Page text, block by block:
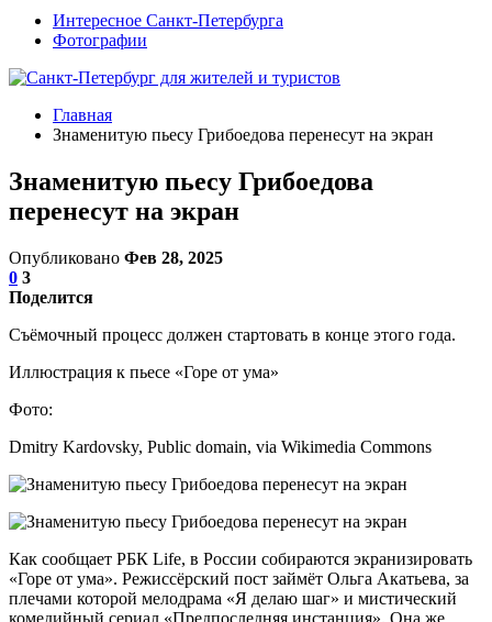
Интересное Санкт-Петербурга
Фотографии
Главная
Знаменитую пьесу Грибоедова перенесут на экран
Знаменитую пьесу Грибоедова
перенесут на экран
Опубликовано Фев 28, 2025
0 3
Поделится
Съёмочный процесс должен стартовать в конце этого года.
Иллюстрация к пьесе «Горе от ума»
Фото:
Dmitry Kardovsky, Public domain, via Wikimedia Commons
Как сообщает РБК Life, в России собираются экранизировать
«Горе от ума». Режиссёрский пост займёт Ольга Акатьева, за
плечами которой мелодрама «Я делаю шаг» и мистический
комедийный сериал «Предпоследняя инстанция». Она же